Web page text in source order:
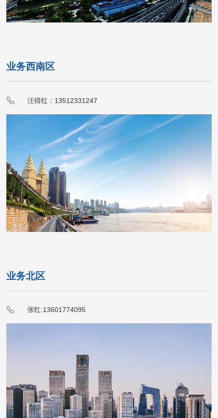
业务西南区
汪得红：13512331247
业务北区
张红:13601774095